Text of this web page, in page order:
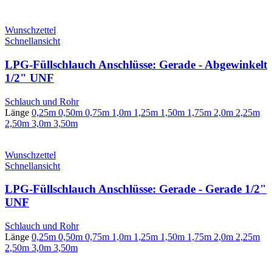
Wunschzettel
Schnellansicht
LPG-Füllschlauch Anschlüsse: Gerade - Abgewinkelt
1/2" UNF
Schlauch und Rohr
Länge 0,25m 0,50m 0,75m 1,0m 1,25m 1,50m 1,75m 2,0m 2,25m
2,50m 3,0m 3,50m
Wunschzettel
Schnellansicht
LPG-Füllschlauch Anschlüsse: Gerade - Gerade 1/2"
UNF
Schlauch und Rohr
Länge 0,25m 0,50m 0,75m 1,0m 1,25m 1,50m 1,75m 2,0m 2,25m
2,50m 3,0m 3,50m